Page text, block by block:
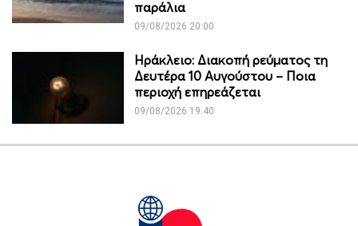
παράλια
09/08/2026 20:00
Ηράκλειο: Διακοπή ρεύματος τη
Δευτέρα 10 Αυγούστου – Ποια
περιοχή επηρεάζεται
09/08/2026 19:40